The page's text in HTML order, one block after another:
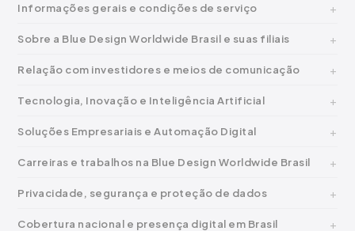
Informações gerais e condições de serviço
Sobre a Blue Design Worldwide Brasil e suas filiais
Relação com investidores e meios de comunicação
Tecnologia, Inovação e Inteligência Artificial
Soluções Empresariais e Automação Digital
Carreiras e trabalhos na Blue Design Worldwide Brasil
Privacidade, segurança e proteção de dados
Cobertura nacional e presença digital em Brasil